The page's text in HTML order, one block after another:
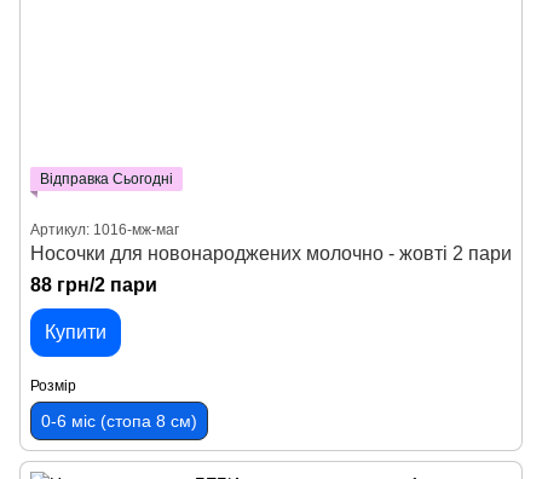
Відправка Сьогодні
Артикул: 1016-мж-маг
Носочки для новонароджених молочно - жовті 2 пари
88 грн/2 пари
Купити
Розмір
0-6 міс (стопа 8 см)